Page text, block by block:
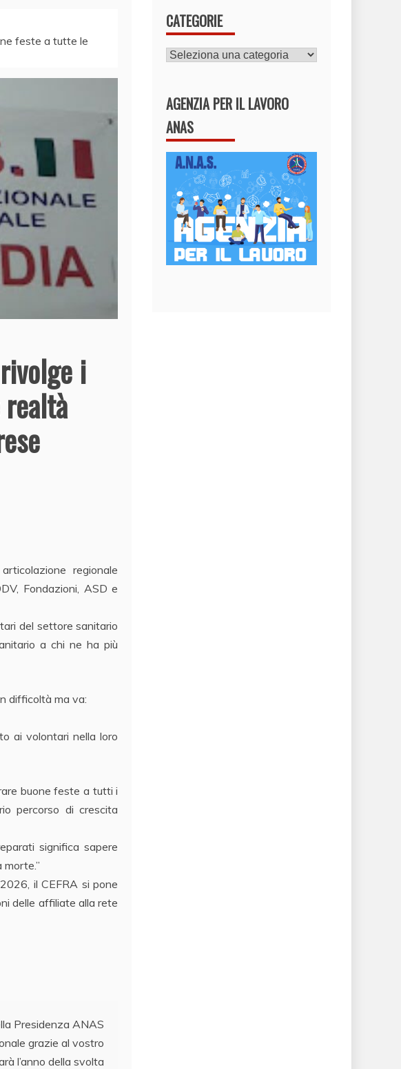
feste a tutte le
i
regionale
Fondazioni, ASD e
del settore sanitario
a chi ne ha più
difficoltà ma va:
ai volontari nella loro
buone feste a tutti i
percorso di crescita
significa sapere
il CEFRA si pone
delle affiliate alla rete
Presidenza ANAS
grazie al vostro
l’anno della svolta
CATEGORIE
CATEGORIE
AGENZIA PER IL LAVORO
ANAS